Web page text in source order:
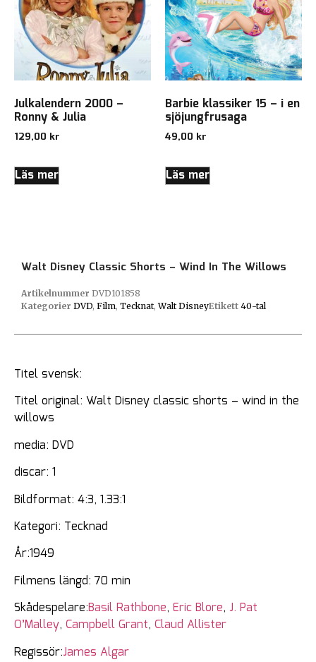
Walt Disney Classic Shorts – Wind In The Willows
Artikelnummer DVD101858
Kategorier DVD, Film, Tecknat,Walt DisneyEtikett 40-tal
Titel svensk:
Titel original: Walt Disney classic shorts – wind in the
willows
media: DVD
discar: 1
Bildformat: 4:3, 1.33:1
Kategori: Tecknad
År:1949
Filmens längd: 70 min
Skådespelare:Basil Rathbone, Eric Blore, J. Pat
O’Malley, Campbell Grant, Claud Allister
Regissör:James Algar
Julkalendern 2000 –
Ronny & Julia
129,00 kr
Läs mer
Barbie klassiker 15 – i en
sjöjungfrusaga
49,00 kr
Läs mer